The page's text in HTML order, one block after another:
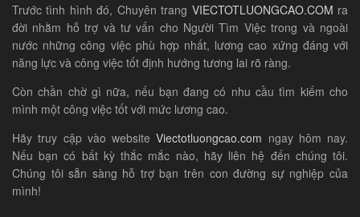
Trước tình hình đó, Chuyên trang VIECTOTLUONGCAO.COM ra
đời nhằm hỗ trợ và tư vấn cho Người Tìm Việc trong và ngoài
nước những công việc phù hợp nhất, lương cao xứng đáng với
năng lực và công việc tốt định hướng tương lai rõ ràng.
Còn chần chờ gì nữa, nếu bạn đang có nhu cầu tìm kiếm cho
mình một công việc tốt với mức lương cao.
Hãy truy cập vào websiteViectotluongcao.com ngay hôm nay.
Nếu bạn có bất kỳ thắc mắc nào, hãy liên hệ đến chúng tôi.
Chúng tôi sẵn sàng hỗ trợ bạn trên con đường sự nghiệp của
mình!